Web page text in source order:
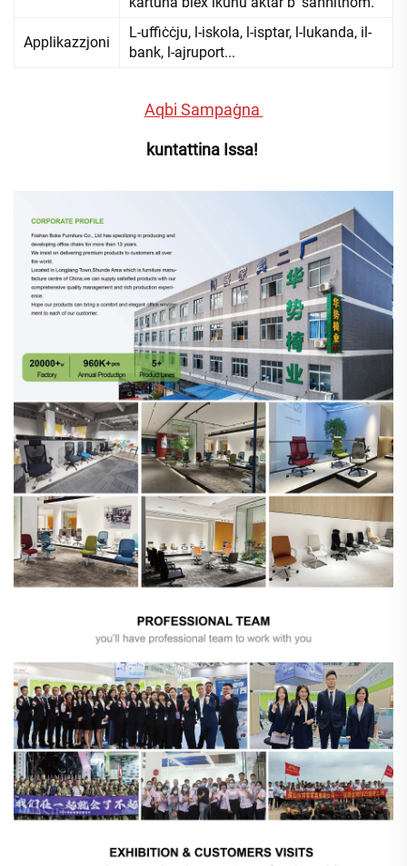
Applikazzjoni
L-uffiċċju, l-iskola, l-isptar, l-lukanda, il-
bank, l-ajruport...
Aqbi Sampaġna
kuntattina Issa!